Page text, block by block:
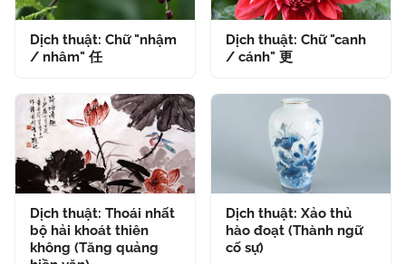
Dịch thuật: Chữ "nhậm
/ nhâm" 任
Dịch thuật: Chữ "canh
/ cánh" 更
Dịch thuật: Thoái nhất
bộ hải khoát thiên
không (Tăng quảng
Dịch thuật: Xảo thủ
hào đoạt (Thành ngữ
cố sự)